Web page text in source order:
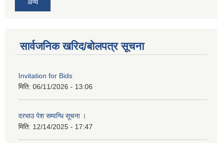
अन्य
सार्वजनिक खरिद/बोलपत्र सूचना
Invitation for Bids
मिति: 06/11/2026 - 13:06
दरभाउ पेश सम्वन्धि सूचना ।
मिति: 12/14/2025 - 17:47